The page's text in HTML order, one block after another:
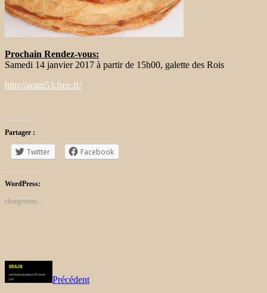
Prochain Rendez-vous:
Samedi 14 janvier 2017 à partir de 15h00, galette des Rois
http://aram53.free.fr/
Partager :
Twitter Facebook
WordPress:
chargement…
Précédent